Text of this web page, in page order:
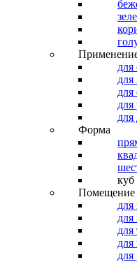
для
для
для
для
Форма
куб
Помещение
для
для
для
для